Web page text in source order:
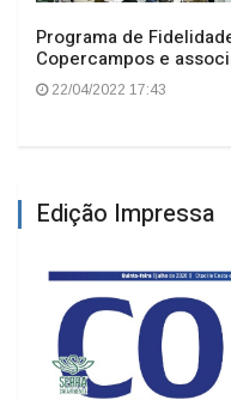
Programa de
Copercampos e
22/04/2022 17:43
Edição Impressa